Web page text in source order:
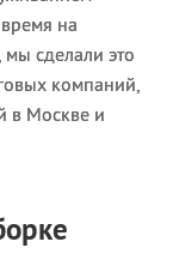
на
мы сделали это
компаний,
в Москве и